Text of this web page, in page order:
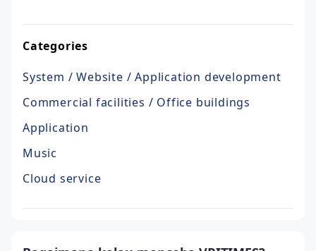
Categories
System / Website / Application development
Commercial facilities / Office buildings
Application
Music
Cloud service